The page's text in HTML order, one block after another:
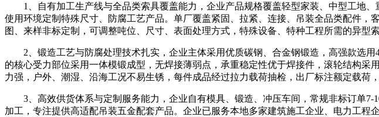
1、自有加工生产线与全品类索具覆盖能力，企业产品规格覆盖轻型家装、中型工地、
使用环境定制特殊尺寸、防腐工艺产品。单厂覆盖紧固、拉紧、连接、吊装全品类配件
图、来样非标定制，可调整吨位、尺寸、表面处理方式，特殊设备、特种工程所需的异型
2、锻造工艺与防腐处理技术扎实，企业主体采用优质碳钢、合金钢锻造，高强款选用
的核心受力部位采用一体模锻成型，无焊接薄弱点，承重稳定性优于焊接件，滚轮结构
力强，户外、潮湿、沿海工况不易生锈，每件成品经过拉力载荷抽检，出厂标注额定载荷
3、高效供货体系与定制服务能力，企业自有模具、锻造、冲压车间，常规非标订单7-
加工，专注提供高适配吊装五金配套产品。企业已服务本地多家建筑施工企业、电力工